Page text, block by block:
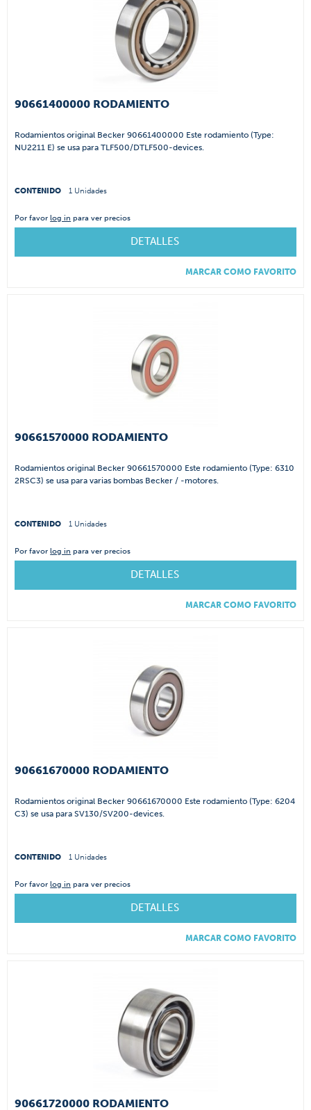
90661400000 RODAMIENTO
Rodamientos original Becker 90661400000 Este rodamiento (Type:
NU2211 E) se usa para TLF500/DTLF500-devices.
CONTENIDO 1 Unidades
Por favorlog in para ver precios
DETALLES
MARCAR COMO FAVORITO
90661570000 RODAMIENTO
Rodamientos original Becker 90661570000 Este rodamiento (Type: 6310
2RSC3) se usa para varias bombas Becker / -motores.
CONTENIDO 1 Unidades
Por favorlog in para ver precios
DETALLES
MARCAR COMO FAVORITO
90661670000 RODAMIENTO
Rodamientos original Becker 90661670000 Este rodamiento (Type: 6204
C3) se usa para SV130/SV200-devices.
CONTENIDO 1 Unidades
Por favorlog in para ver precios
DETALLES
MARCAR COMO FAVORITO
90661720000 RODAMIENTO